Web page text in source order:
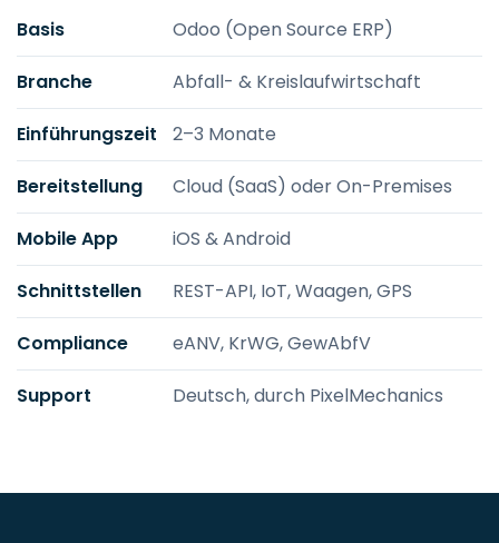
Basis Odoo (Open Source ERP)
Branche Abfall- & Kreislaufwirtschaft
Einführungszeit 2–3 Monate
Bereitstellung Cloud (SaaS) oder On-Premises
Mobile App iOS & Android
Schnittstellen REST-API, IoT, Waagen, GPS
Compliance eANV, KrWG, GewAbfV
Support Deutsch, durch PixelMechanics